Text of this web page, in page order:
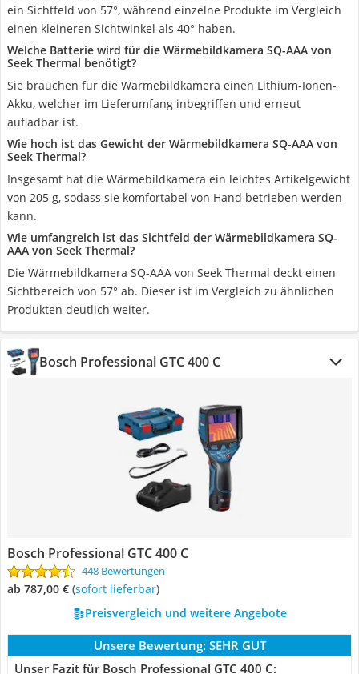
ein Sichtfeld von 57°, während einzelne Produkte im Vergleich
einen kleineren Sichtwinkel als 40° haben.
Welche Batterie wird für die Wärmebildkamera SQ-AAA von
Seek Thermal benötigt?
Sie brauchen für die Wärmebildkamera einen Lithium-Ionen-
Akku, welcher im Lieferumfang inbegriffen und erneut
aufladbar ist.
Wie hoch ist das Gewicht der Wärmebildkamera SQ-AAA von
Seek Thermal?
Insgesamt hat die Wärmebildkamera ein leichtes Artikelgewicht
von 205 g, sodass sie komfortabel von Hand betrieben werden
kann.
Wie umfangreich ist das Sichtfeld der Wärmebildkamera SQ-
AAA von Seek Thermal?
Die Wärmebildkamera SQ-AAA von Seek Thermal deckt einen
Sichtbereich von 57° ab. Dieser ist im Vergleich zu ähnlichen
Produkten deutlich weiter.
Bosch Professional GTC 400 C
Bosch Professional GTC 400 C
448 Bewertungen
ab 787,00 € ( Sofort lieferbar)
Preisvergleich und weitere Angebote
Unsere Bewertung: SEHR GUT
Unser Fazit für Bosch Professional GTC 400 C: